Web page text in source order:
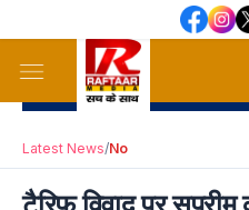
Latest News/No